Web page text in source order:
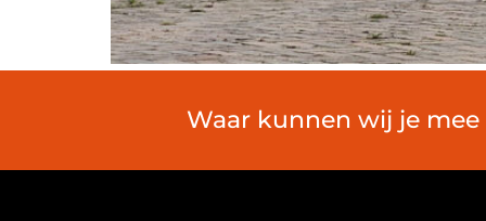
Waar kunnen wij je